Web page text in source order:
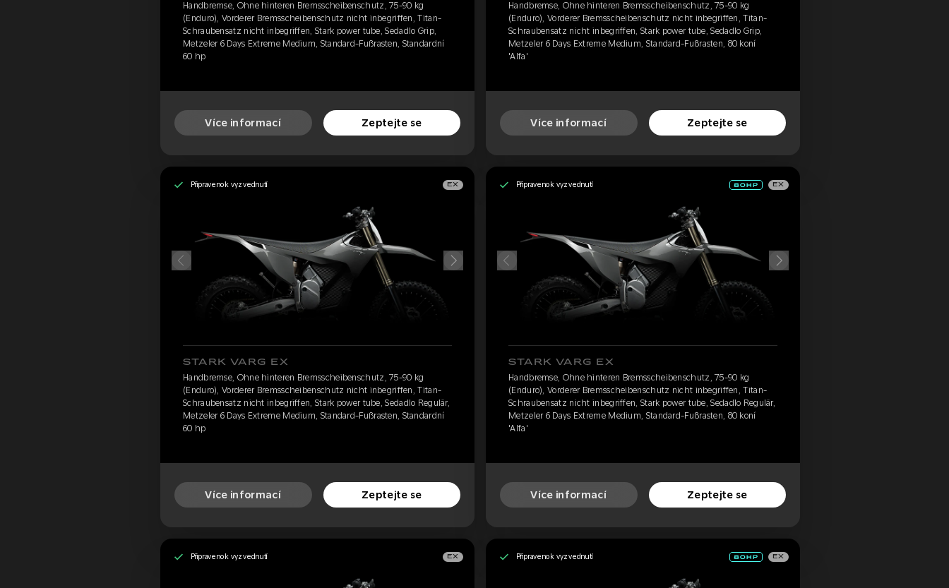
Handbremse, Ohne hinteren Bremsscheibenschutz, 75-90 kg
(Enduro), Vorderer Bremsscheibenschutz nicht inbegriffen, Titan-
Schraubensatz nicht inbegriffen, Stark power tube, Sedadlo Grip,
Metzeler 6 Days Extreme Medium, Standard-Fußrasten, Standardní
60 hp
Více informací Zeptejte se
Handbremse, Ohne hinteren Bremsscheibenschutz, 75-90 kg
(Enduro), Vorderer Bremsscheibenschutz nicht inbegriffen, Titan-
Schraubensatz nicht inbegriffen, Stark power tube, Sedadlo Grip,
Metzeler 6 Days Extreme Medium, Standard-Fußrasten, 80 koní
'Alfa'
Více informací Zeptejte se
Připraveno k vyzvednutí EX
STARK VARG EX
Handbremse, Ohne hinteren Bremsscheibenschutz, 75-90 kg
(Enduro), Vorderer Bremsscheibenschutz nicht inbegriffen, Titan-
Schraubensatz nicht inbegriffen, Stark power tube, Sedadlo Regulär,
Metzeler 6 Days Extreme Medium, Standard-Fußrasten, Standardní
60 hp
Více informací Zeptejte se
Připraveno k vyzvednutí EX
STARK VARG EX
Handbremse, Ohne hinteren Bremsscheibenschutz, 75-90 kg
(Enduro), Vorderer Bremsscheibenschutz nicht inbegriffen, Titan-
Schraubensatz nicht inbegriffen, Stark power tube, Sedadlo Regulär,
Metzeler 6 Days Extreme Medium, Standard-Fußrasten, 80 koní
'Alfa'
Více informací Zeptejte se
Připraveno k vyzvednutí EX Připraveno k vyzvednutí EX